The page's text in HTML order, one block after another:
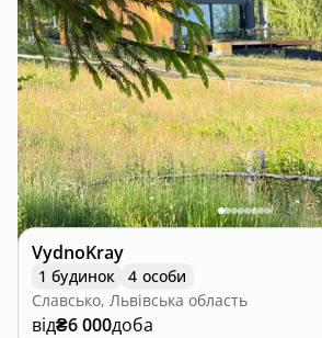
VydnoKray
1 будинок
4 особи
Славсько, Львівська область
від₴6 000доба